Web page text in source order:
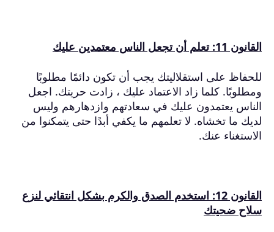
القانون 11: تعلم أن تجعل الناس معتمدين عليك
للحفاظ على استقلاليتك يجب أن تكون دائمًا مطلوبًا
ومطلوبًا. كلما زاد الاعتماد عليك ، زادت حريتك. اجعل
الناس يعتمدون عليك في سعادتهم وازدهارهم وليس
لديك ما تخشاه. لا تعلمهم ما يكفي أبدًا حتى يتمكنوا من
الاستغناء عنك.
القانون 12: استخدم الصدق والكرم بشكل انتقائي لنزع
سلاح ضحيتك